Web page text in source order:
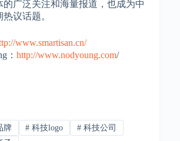
的广泛关注和海量报道，也成为中
议话题。
www.smartisan.cn/
： http://www.nodyoung.com/
牌 # 科技logo # 科技公司